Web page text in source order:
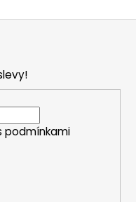
podmínkami